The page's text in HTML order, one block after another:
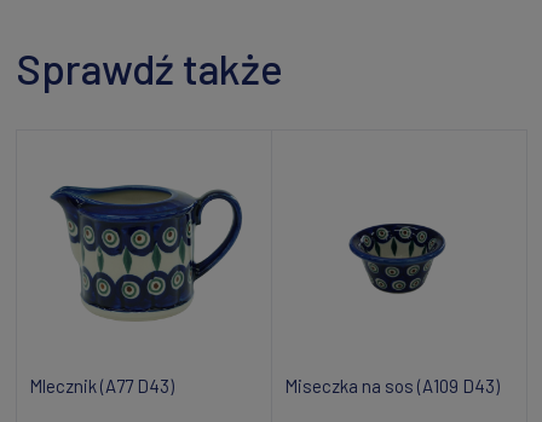
Sprawdź także
Mlecznik (A77 D43) Miseczka na sos (A109 D43)